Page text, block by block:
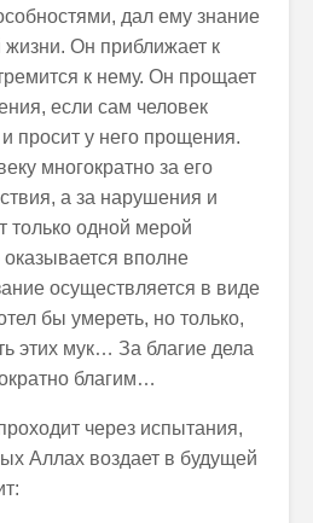
дал ему знание
жизни. Он приближает к
к нему. Он прощает
если сам человек
просит у него прощения.
многократно за его
а за нарушения и
только одной мерой
вполне
осуществляется в виде
бы умереть, но только,
этих мук… За благие дела
благим…
через испытания,
Аллах воздает в будущей